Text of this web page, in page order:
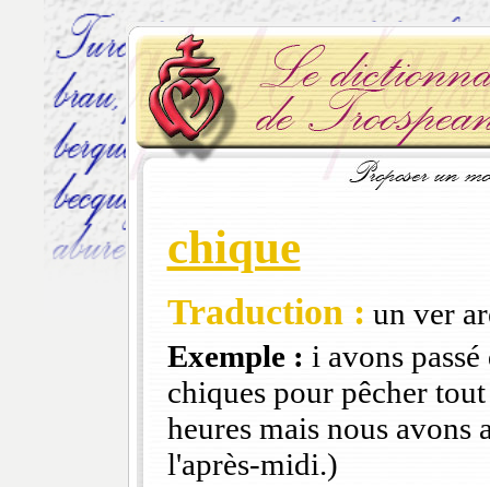
chique
Traduction : un ver
Exemple : i avons
chiques pour pêcher
heures mais nous avons
l'après-midi.)